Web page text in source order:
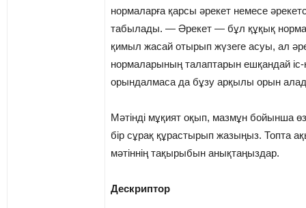
нормаларға қарсы әрекет немесе
табылады. — Әрекет — бұл құқық
қимыл жасай отырып жүзеге асуы, ал
нормаларының талаптарын ешқандай
орындалмаса да бұзу арқылы орын
Мәтінді мұқият оқып, мазмұн бойынша
бір сұрақ құрастырып жазыңыз. Топта
мәтіннің тақырыбын анықтаңыздар.
Дескриптор